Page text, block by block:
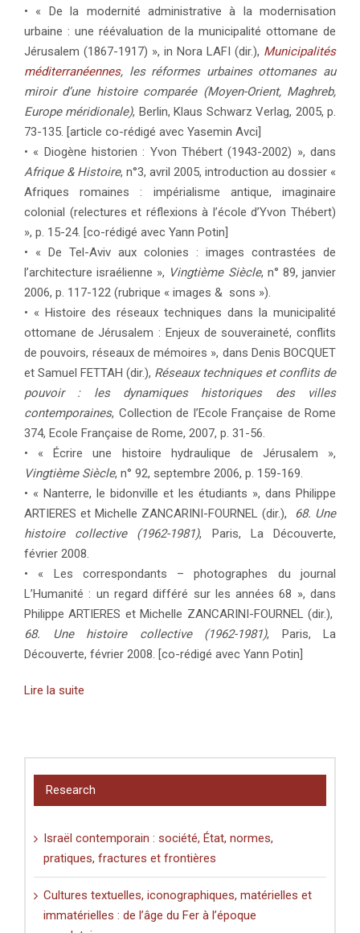
• « De la modernité administrative à la modernisation
urbaine : une réévaluation de la municipalité ottomane de
Jérusalem (1867-1917) », in Nora LAFI (dir.), Municipalités
méditerranéennes, les réformes urbaines ottomanes au
miroir d’une histoire comparée (Moyen-Orient, Maghreb,
Europe méridionale), Berlin, Klaus Schwarz Verlag, 2005, p.
73-135. [article co-rédigé avec Yasemin Avci]
• « Diogène historien : Yvon Thébert (1943-2002) », dans
Afrique & Histoire, n°3, avril 2005, introduction au dossier «
Afriques romaines : impérialisme antique, imaginaire
colonial (relectures et réflexions à l’école d’Yvon Thébert)
», p. 15-24. [co-rédigé avec Yann Potin]
• « De Tel-Aviv aux colonies : images contrastées de
l’architecture israélienne », Vingtième Siècle, n° 89, janvier
2006, p. 117-122 (rubrique « images & sons »).
• « Histoire des réseaux techniques dans la municipalité
ottomane de Jérusalem : Enjeux de souveraineté, conflits
de pouvoirs, réseaux de mémoires », dans Denis BOCQUET
et Samuel FETTAH (dir.), Réseaux techniques et conflits de
pouvoir : les dynamiques historiques des villes
contemporaines, Collection de l’Ecole Française de Rome
374, Ecole Française de Rome, 2007, p. 31-56.
• « Écrire une histoire hydraulique de Jérusalem »,
Vingtième Siècle, n° 92, septembre 2006, p. 159-169.
• « Nanterre, le bidonville et les étudiants », dans Philippe
ARTIERES et Michelle ZANCARINI-FOURNEL (dir.), 68. Une
histoire collective (1962-1981), Paris, La Découverte,
février 2008.
• « Les correspondants – photographes du journal
L’Humanité : un regard différé sur les années 68 », dans
Philippe ARTIERES et Michelle ZANCARINI-FOURNEL (dir.),
68. Une histoire collective (1962-1981), Paris, La
Découverte, février 2008. [co-rédigé avec Yann Potin]
Lire la suite
Research
Israël contemporain : société, État, normes,
pratiques, fractures et frontières
Cultures textuelles, iconographiques, matérielles et
immatérielles : de l’âge du Fer à l’époque